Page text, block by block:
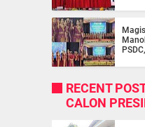
RECENT
CALON